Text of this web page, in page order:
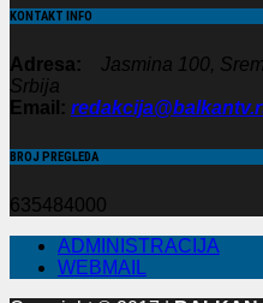
KONTAKT INFO
Adresa:
Jasmina 100,
Srbija
Email:
BROJ PREGLEDA
635484000
ADMINISTRACIJA
WEBMAIL